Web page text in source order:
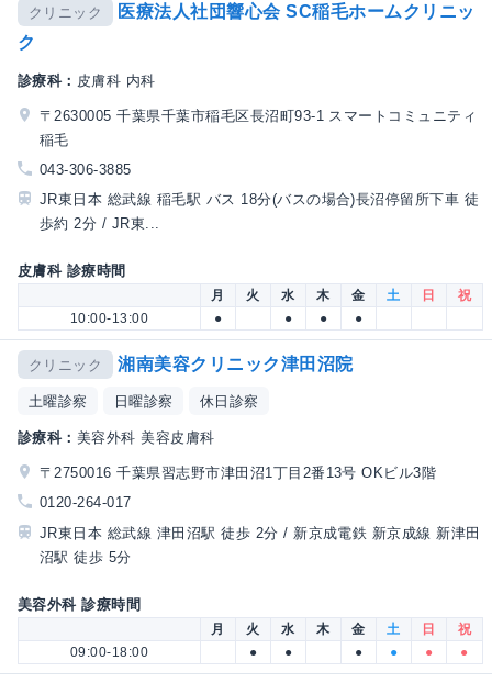
クリニック
医療法人社団響心会 SC稲毛ホームクリニッ
ク
診療科： 皮膚科 内科
〒2630005 千葉県千葉市稲毛区長沼町93-1 スマートコミュニティ
稲毛
043-306-3885
JR東日本 総武線 稲毛駅 バス 18分(バスの場合)長沼停留所下車 徒
歩約 2分 / JR東...
皮膚科 診療時間
月 火 水 木 金 土 日
祝
10:00-13:00
● ● ● ●
クリニック 湘南美容クリニック津田沼院
土曜診察 日曜診察 休日診察
診療科： 美容外科 美容皮膚科
〒2750016 千葉県習志野市津田沼1丁目2番13号 OKビル3階
0120-264-017
JR東日本 総武線 津田沼駅 徒歩 2分 / 新京成電鉄 新京成線 新津田
沼駅 徒歩 5分
美容外科 診療時間
月 火 水 木 金 土 日
祝
09:00-18:00
● ● ● ● ● ●